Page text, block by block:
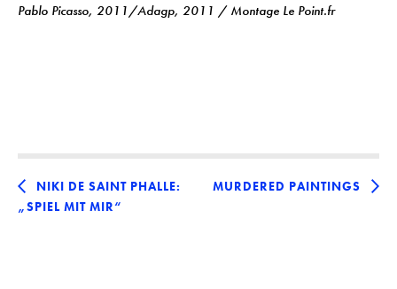
Pablo Picasso, 2011/Adagp, 2011 / Montage Le Point.fr
NIKI DE SAINT PHALLE:
„SPIEL MIT MIR“
MURDERED PAINTINGS